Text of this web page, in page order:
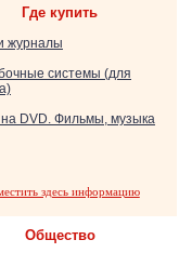
Где купить
журналы
системы (для
DVD. Фильмы, музыка
здесь информацию
Общество